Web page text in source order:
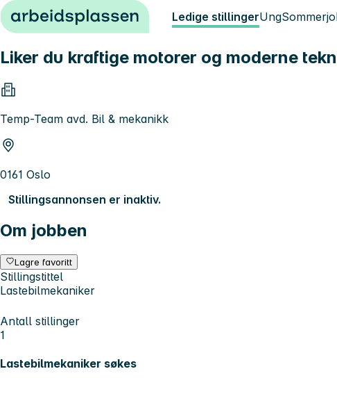
Hopp til innhold Ledige stillingerUng
Liker du kraftige motorer og moderne
Temp-Team avd. Bil & mekanikk
0161 Oslo
Stillingsannonsen er inaktiv.
Om jobben
Lagre favoritt
Stillingstittel
Lastebilmekaniker
Antall stillinger
1
Lastebilmekaniker søkes